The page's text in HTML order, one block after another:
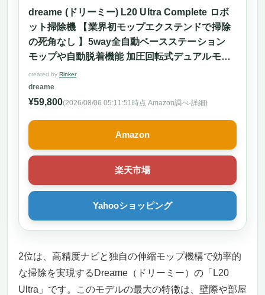
dreame (ドリーミー) L20 Ultra Complete ロボ
ット掃除機 【業界初モップエクステンドで掃除
の死角なし 】5way全自動ベースステーション
モップや自動脱着機能 加圧回転式デュアルモッ
プ 7000Pa強力吸引 AI 3D LEDイメージング障
害物回避システム 双方向通話見守りカメラ 銀イ
オン除菌 汚れ検出技術搭載 3Dマップ 一年間交
created by Rinker
dreame
¥59,800(2026/08/06 05:11:51時点 Amazon調べ-詳細)
Amazon
楽天市場
Yahooショッピング
2位は、高精度ナビと独自の伸縮モップ機構で効率的
な掃除を実現するDreame（ドリーミー）の「L20
Ultra」です。このモデルの最大の特徴は、壁際や部屋